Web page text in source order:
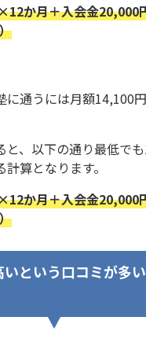
か月＋入会金20,000
に通うには月額14,100
と、以下の通り最低で
計算となります。
か月＋入会金20,000
という口コミが多